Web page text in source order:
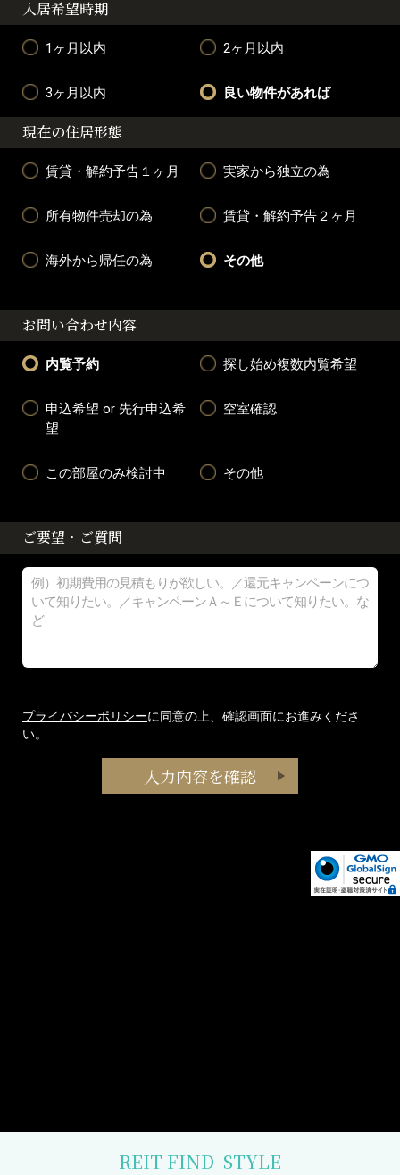
入居希望時期
1ヶ月以内 2ヶ月以内
3ヶ月以内 良い物件があれば
現在の住居形態
賃貸・解約予告１ヶ月 実家から独立の為
所有物件売却の為 賃貸・解約予告２ヶ月
海外から帰任の為 その他
お問い合わせ内容
内覧予約 探し始め複数内覧希望
申込希望 or 先行申込希
望
空室確認
この部屋のみ検討中 その他
ご要望・ご質問
プライバシーポリシーに同意の上、確認画面にお進みくださ
い。
REIT FIND STYLE